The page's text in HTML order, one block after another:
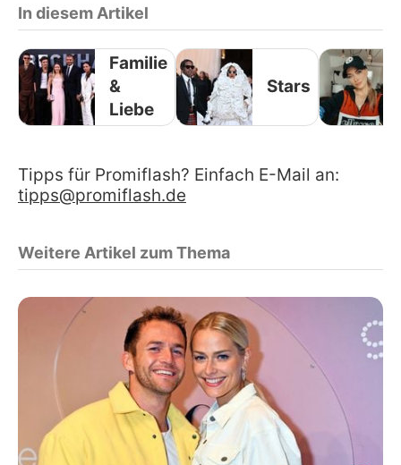
In diesem Artikel
Familie
&
Liebe
Stars
Tipps für Promiflash? Einfach E-Mail an:
tipps@promiflash.de
Weitere Artikel zum Thema